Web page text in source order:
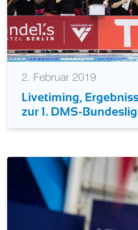
2. Februar 2019
Livetiming,
zur 1. DMS-